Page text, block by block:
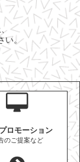
CONTACT
い。
ロモーション
のご提案など